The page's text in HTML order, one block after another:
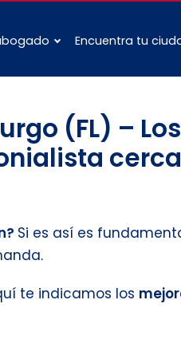
Encuentra tu
(FL) –
Si es así es
te indicamos los